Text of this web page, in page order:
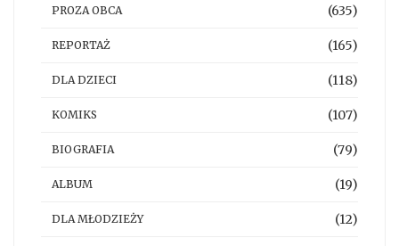
PROZA OBCA (635)
REPORTAŻ (165)
DLA DZIECI (118)
KOMIKS (107)
BIOGRAFIA (79)
ALBUM (19)
DLA MŁODZIEŻY (12)